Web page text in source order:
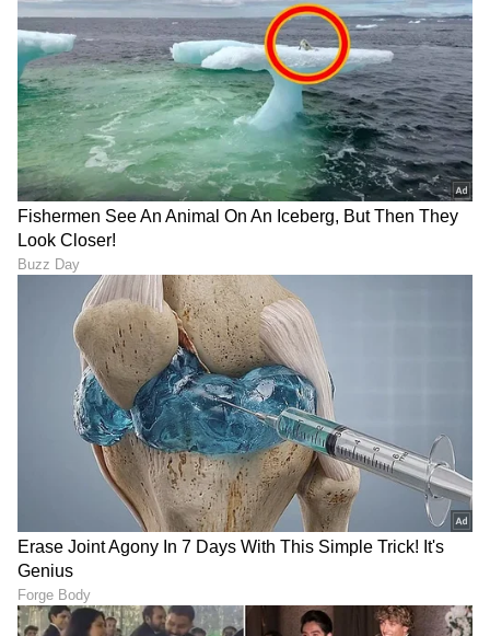
ಸನ್‌ರೈಸರ್ಸ್ ಹೈದರಾಬಾದ್ ಒಡತಿ
ಕಾವ್ಯಾ ಮಾರನ್ ಮದುವೆ ದಿನಾಂಕ
ರಿವೀಲ್, ಜೈಲರ್ 2 ಸಿನಿಮಾಗೆ ಇದೆ
ಲಿಂಕ್
ವಿಶ್ವಕಪ್ ವೇಳೆ ಸಹ ಆಟಗಾರ್ತಿ
ಜೊತೆ ಅಕ್ರಮ ಸಂಬಂಧ: ಆಸೀಸ್‌
ಮಹಿಳಾ ಕ್ರಿಕೆಟರ್ ಆಶ್ಲೀ ಗಾರ್ಡ್ನರ್
ಮೋಸ ಬಯಲು ಮಾಡಿದ ಪತ್ನಿ
ಐಪಿಎಲ್‌ನಲ್ಲಿ ನೆಲಕಚ್ಚಿದ ಚೆನ್ನೈ:
ಹಳೆ ಕುದುರೆಗಳಿಗೆ ಗೇಟ್‌ಪಾಸ್
ನೀಡಲು ಶುರು ಮಾಡಿದ ಸಿಎಸ್‌ಕೆ
ದಂಗು ಬಡಿಸೋ ಸೂರ್ಯವಂಶಿ
ಈ ಲುಕ್‌ನ ಹಿಂದೆ ಒಬ್ಬರ ಕೈವಾಡ..
ವೈಭವ್ ನೆಚ್ಚಿನ ತಾರೆ ಯಾರು..?
LATEST VIDEOS
"ರಾಜಕೀಯ ಬೇಡ, ಸಿನಿಮಾನೇ ಪ್ರಾಣ":
ಕನಕೋತ್ಸವದಲ್ಲಿ ರಿಷಬ್ ಶೆಟ್ಟಿ | Rishab
Shetty speech | Suvarna News